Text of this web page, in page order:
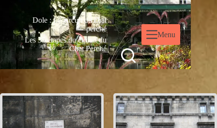
Dole : Le circuit du chat
perché
Les 35 étapes du circuit du
Chat Perché
Menu